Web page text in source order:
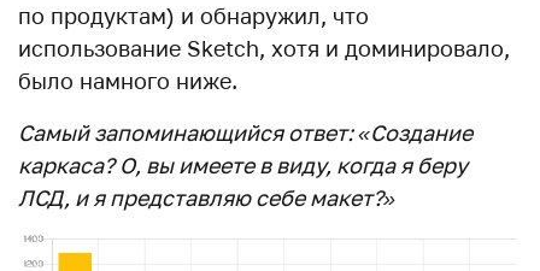
по продуктам) и обнаружил, что
использование Sketch, хотя и доминировало,
было намного ниже.
Самый запоминающийся ответ: «Создание
каркаса? О, вы имеете в виду, когда я беру
ЛСД, и я представляю себе макет?»